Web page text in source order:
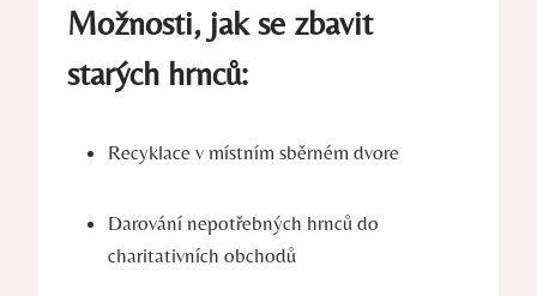
Možnosti, jak se zbavit
starých hrnců:
Recyklace v místním sběrném dvore
Darování nepotřebných hrnců do
charitativních obchodů